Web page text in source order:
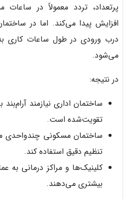
پرتعداد، تردد معمولاً در
افزایش پیدا می‌کند. اما در
درب ورودی در طول ساعات کاری
می‌شود.
در نتیجه:
ساختمان اداری نیازمند
تقویت‌شده است.
ساختمان مسکونی چندواحدی
تنظیم دقیق استفاده کند.
کلینیک‌ها و مراکز درمانی به
بیشتری می‌دهند.